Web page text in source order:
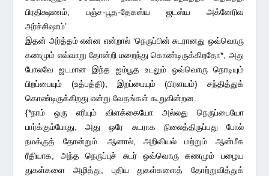
பிரதிக்ஷணம், பஞ்ச-பூத-தேகஸ்ய ஜடஸ்ய அக்னேரிவ
அர்ச்சிஷாம்’
இதன் அர்த்தம் என்ன என்றால் ‘நெருப்பின் சுடரானது ஒவ்வொரு
கணமும் எவ்வாறு தோன்றி மறைந்து கொண்டிருக்கிறதோ*, அது
போலவே ஜடமான இந்த ஐம்பூத உடலும் ஒவ்வொரு நொடியும்
பிறப்பையும் (உத்பத்தி), இறப்பையும் (பிரளயம்) சந்தித்துக்
கொண்டிருக்கிறது என்று வேதங்கள் கூறுகின்றன.
{*நாம் ஒரு எரியும் விளக்கையோ அல்லது நெருப்பையோ
பார்க்கும்போது, அது ஒரே சுடராக நிலைத்திருப்பது போல்
நமக்குத் தோன்றும். ஆனால், அறிவியல் மற்றும் ஆன்மீக
ரீதியாக, அந்த நெருப்புச் சுடர் ஒவ்வொரு கணமும் பழைய
துகள்களை அழித்து, புதிய துகள்களைத் தோற்றுவித்துக்